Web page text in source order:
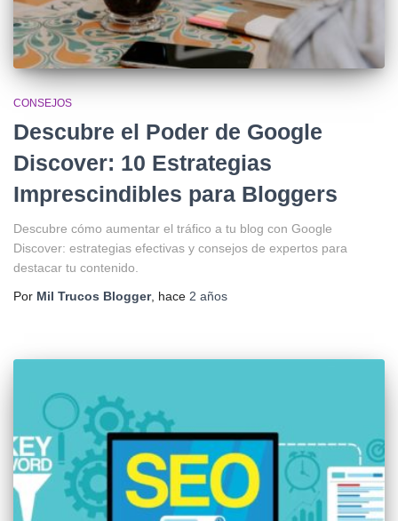
CONSEJOS
Descubre el Poder de Google
Discover: 10 Estrategias
Imprescindibles para Bloggers
Descubre cómo aumentar el tráfico a tu blog con Google
Discover: estrategias efectivas y consejos de expertos para
destacar tu contenido.
Por Mil Trucos Blogger, hace 2 años